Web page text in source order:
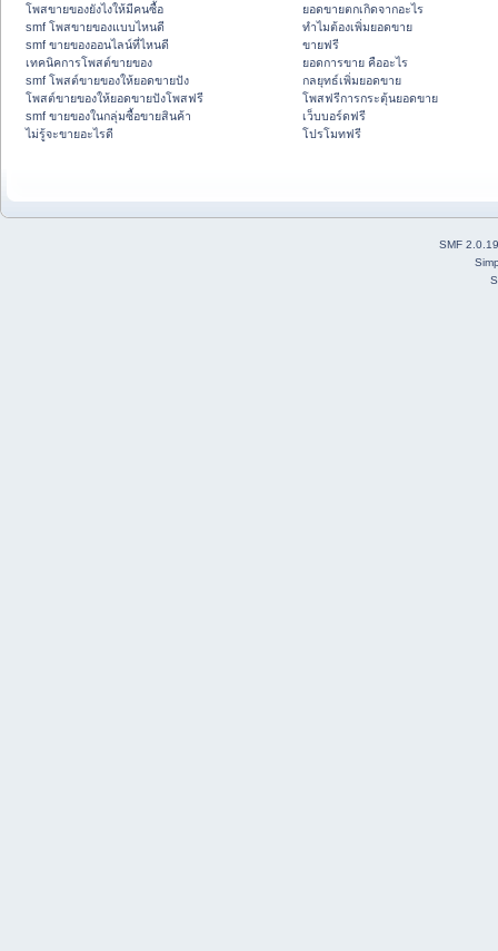
โพสขายของยังไงให้มีคนซื้อ
smf โพสขายของแบบไหนดี
smf ขายของออนไลน์ที่ไหนดี
เทคนิคการโพสต์ขายของ
smf โพสต์ขายของให้ยอดขายปัง
โพสต์ขายของให้ยอดขายปังโพสฟรี
smf ขายของในกลุ่มซื้อขายสินค้า
ไม่รู้จะขายอะไรดี
ยอดขายตกเกิดจากอะไร
ทำไมต้องเพิ่มยอดขาย
ขายฟรี
ยอดการขาย คืออะไร
กลยุทธ์เพิ่มยอดขาย
โพสฟรีการกระตุ้นยอดขาย
เว็บบอร์ดฟรี
โปรโมทฟรี
SMF 2.0.19